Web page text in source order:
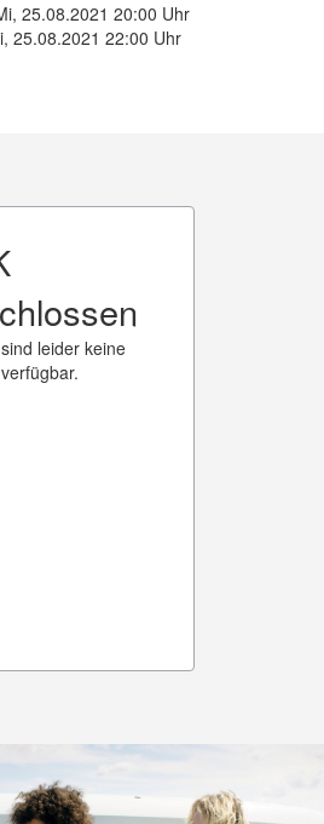
25.08.2021 20:00 Uhr
25.08.2021 22:00 Uhr
leider keine